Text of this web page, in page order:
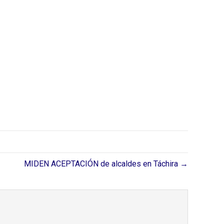
MIDEN ACEPTACIÓN de alcaldes en Táchira →